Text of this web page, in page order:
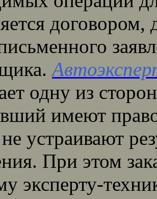
договором,
одну из
имеют право
устраивают
При этом
эксперту-